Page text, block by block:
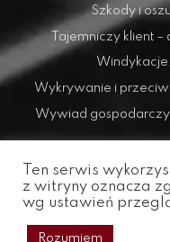
Szkody i
Tajemniczy klient
Wykrywanie i
Wywiad
Copyright © 2026
Ten serwis
z witryny oznacza
wg ustawień
Rozumiem